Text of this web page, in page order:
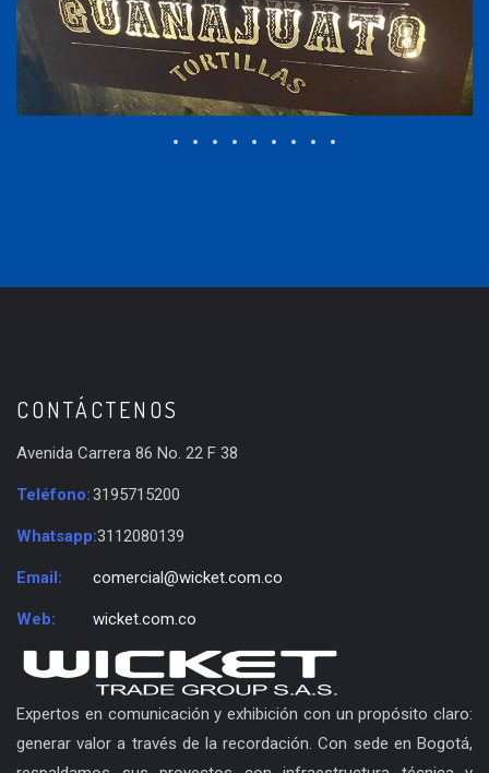
Expertos en comunicación y exhibición con un propósito claro:
generar valor a través de la recordación. Con sede en Bogotá,
CONTÁCTENOS
Avenida Carrera 86 No. 22 F 38
Teléfono:3195715200
Whatsapp:3112080139
Email: comercial@wicket.com.co
Web: wicket.com.co